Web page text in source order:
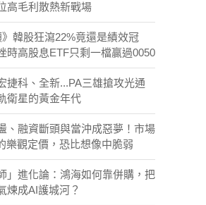
高毛利散熱新戰場
韓股狂瀉22%竟還是績效冠
時高股息ETF只剩一檔贏過0050
捷科、全新...PA三雄搶攻光通
衛星的黃金年代
、融資斷頭與當沖成惡夢！市場
樂觀定價，恐比想像中脆弱
」進化論：鴻海如何靠併購，把
煉成AI護城河？